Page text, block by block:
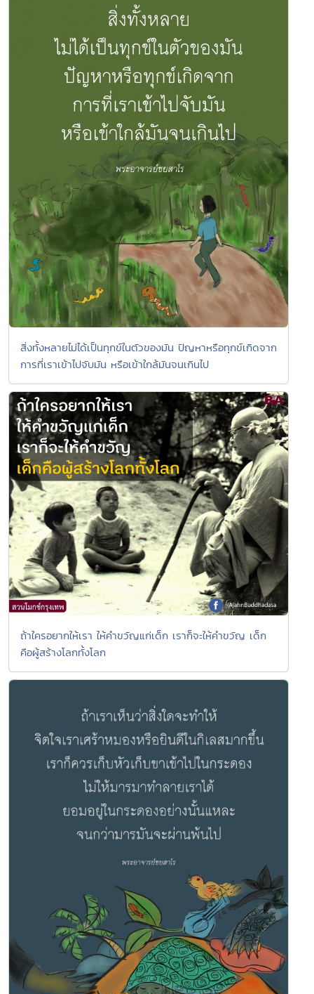
สิ่งทั้งหลายไม่ได้เป็นทุกข์ในตัวของมัน ปัญหาหรือทุกข์เกิดจาก
การที่เราเข้าไปจับมัน หรือเข้าใกล้มันจนเกินไป
ถ้าใครอยากให้เรา ให้คำขวัญแก่เด็ก เราก็จะให้คำขวัญ เด็ก
คือผู้สร้างโลกทั้งโลก